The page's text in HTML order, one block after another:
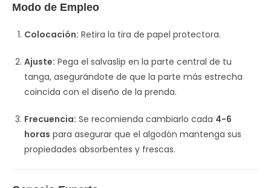
Modo de Empleo
Colocación: Retira la tira de papel protectora.
Ajuste: Pega el salvaslip en la parte central de tu
tanga, asegurándote de que la parte más estrecha
coincida con el diseño de la prenda.
Frecuencia: Se recomienda cambiarlo cada 4-6
horas para asegurar que el algodón mantenga sus
propiedades absorbentes y frescas.